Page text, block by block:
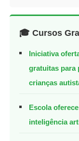
🎓 Cursos
Iniciativa
gratuitas para
crianças
Escola
inteligência